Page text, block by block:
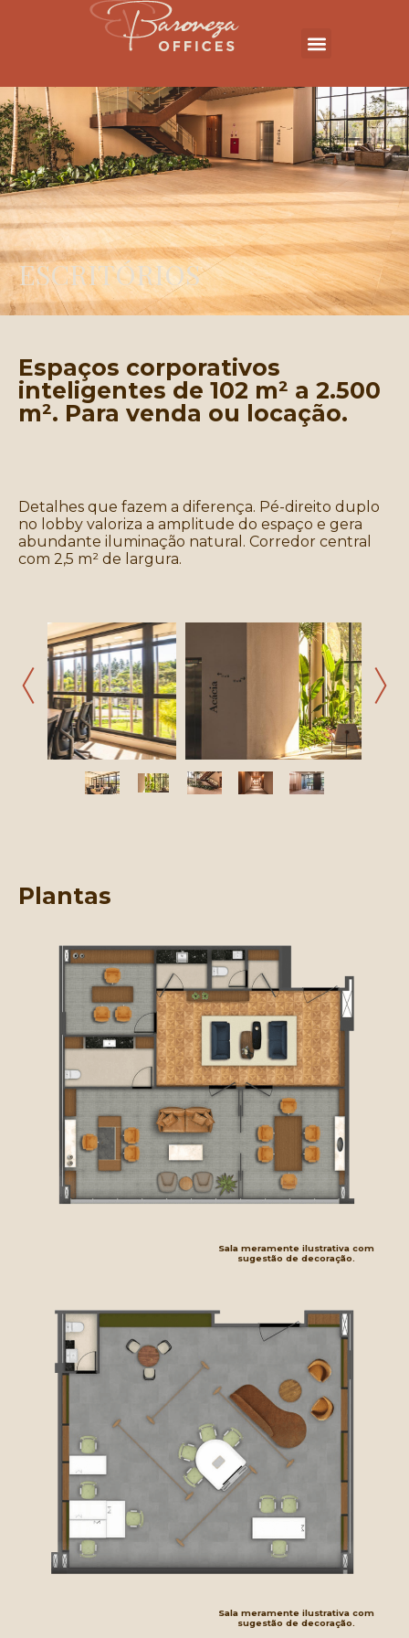
ESCRITÓRIOS
Espaços corporativos
inteligentes de 102 m² a 2.500
m². Para venda ou locação.
Detalhes que fazem a diferença. Pé-direito duplo
no lobby valoriza a amplitude do espaço e gera
abundante iluminação natural. Corredor central
com 2,5 m² de largura.
Plantas
Sala meramente ilustrativa com
sugestão de decoração.
Sala meramente ilustrativa com
sugestão de decoração.